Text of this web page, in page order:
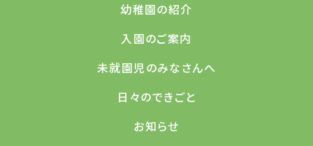
幼稚園の紹介
入園のご案内
未就園児のみなさんへ
日々のできごと
お知らせ